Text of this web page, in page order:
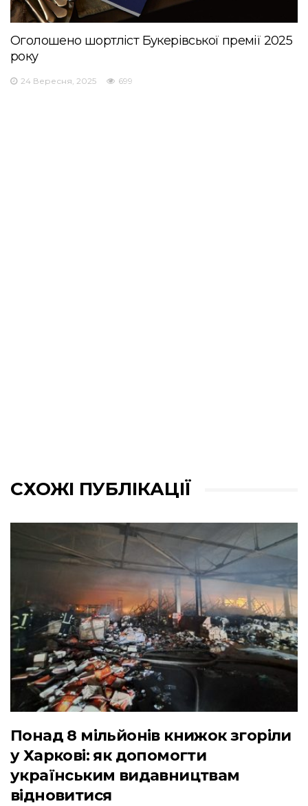
Оголошено шортліст Букерівської премії 2025
року
24 Вересня, 2025 699
СХОЖІ ПУБЛІКАЦІЇ
Понад 8 мільйонів книжок згоріли
у Харкові: як допомогти
українським видавництвам
відновитися